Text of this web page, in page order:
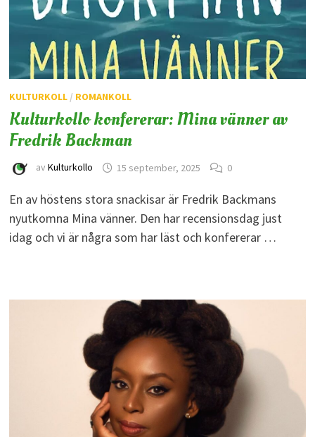
KULTURKOLL/ ROMANKOLL
Kulturkollo konfererar: Mina vänner av
Fredrik Backman
av Kulturkollo 15 september, 2025 0
En av höstens stora snackisar är Fredrik Backmans
nyutkomna Mina vänner. Den har recensionsdag just
idag och vi är några som har läst och konfererar …